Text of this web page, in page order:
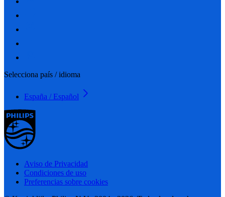
Selecciona país / idioma
España / Español
Aviso de Privacidad
Condiciones de uso
Preferencias sobre cookies